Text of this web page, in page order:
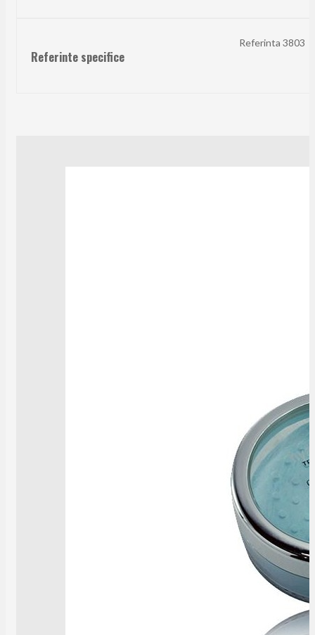
Referinta 3803
Referinte specifice